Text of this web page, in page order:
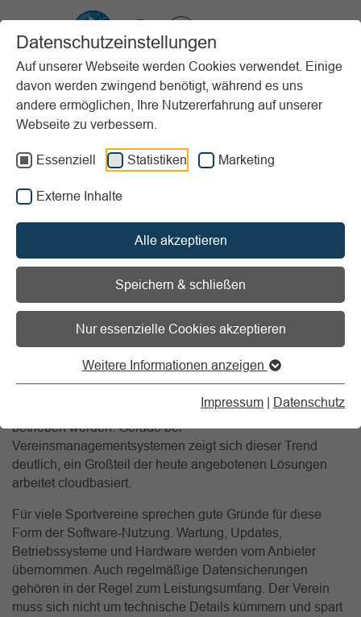
Datenschutzeinstellungen
Auf unserer Webseite werden Cookies verwendet. Einige
davon werden zwingend benötigt, während es uns
andere ermöglichen, Ihre Nutzererfahrung auf unserer
Webseite zu verbessern.
Essenziell Statistiken Marketing
Externe Inhalte
Alle akzeptieren
Speichern & schließen
Nur essenzielle Cookies akzeptieren
Weitere Informationen anzeigen
Impressum | Datenschutz
Startseite Vereinsmanagement
Digitalisierung
Grundlagen der Digitalisierung
cloud vs lokal
Vorlesen
Informationen zum Readspeaker öffnen
Cloud oder lokal installierte
Eine strategische Entscheidung
für Ihren Sportverein
Software im Vereinswesen stark etabliert. Gemeint sind
installiert werden, sondern auf Servern externer Anbieter
betrieben werden. Gerade bei
Vereinsmanagementsystemen zeigt sich dieser Trend
deutlich, ein Großteil der heute angebotenen Lösungen
arbeitet cloudbasiert.
Für viele Sportvereine sprechen gute Gründe für diese
Form der Software-Nutzung. Wartung, Updates,
Betriebssysteme und Hardware werden vom Anbieter
übernommen. Auch regelmäßige Datensicherungen
gehören in der Regel zum Leistungsumfang. Der Verein
muss sich nicht um technische Details kümmern und spart